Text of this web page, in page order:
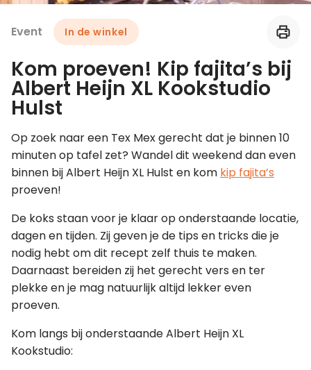
Leer koken als een chef
Kooktips & blogs
Event In de winkel
Kom proeven! Kip fajita’s bij
Albert Heijn XL Kookstudio
Hulst
Op zoek naar een Tex Mex gerecht dat je binnen 10
minuten op tafel zet? Wandel dit weekend dan even
binnen bij Albert Heijn XL Hulst en kom kip fajita’s
proeven!
De koks staan voor je klaar op onderstaande locatie,
dagen en tijden. Zij geven je de tips en tricks die je
nodig hebt om dit recept zelf thuis te maken.
Daarnaast bereiden zij het gerecht vers en ter
plekke en je mag natuurlijk altijd lekker even
proeven.
Kom langs bij onderstaande Albert Heijn XL
Kookstudio: